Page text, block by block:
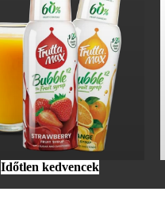
Időtlen kedvencek